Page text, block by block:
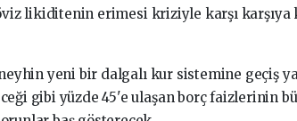
likiditenin erimesi kriziyle karşı karşıya
yeni bir dalgalı kur sistemine geçiş
gibi yüzde 45'e ulaşan borç faizlerinin